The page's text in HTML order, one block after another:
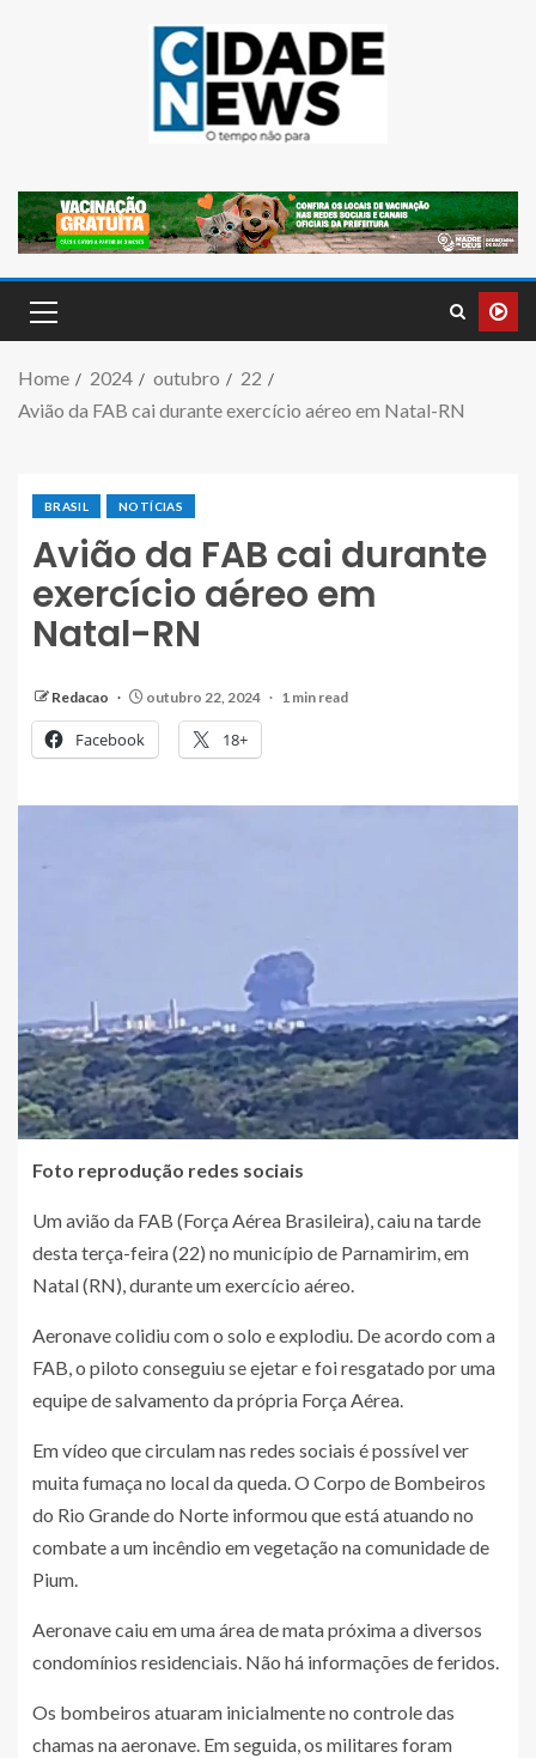
Home 2024 outubro
22
Avião da FAB cai durante exercício aéreo em Natal-RN
BRASIL NOTÍCIAS
Avião da FAB cai durante
exercício aéreo em
Natal-RN
Redacao outubro 22, 2024 1 min read
Facebook 18+
Foto reprodução redes sociais
Um avião da FAB (Força Aérea Brasileira), caiu na tarde
desta terça-feira (22) no município de Parnamirim, em
Natal (RN), durante um exercício aéreo.
Aeronave colidiu com o solo e explodiu. De acordo com a
FAB, o piloto conseguiu se ejetar e foi resgatado por uma
equipe de salvamento da própria Força Aérea.
Em vídeo que circulam nas redes sociais é possível ver
muita fumaça no local da queda. O Corpo de Bombeiros
do Rio Grande do Norte informou que está atuando no
combate a um incêndio em vegetação na comunidade de
Pium.
Aeronave caiu em uma área de mata próxima a diversos
condomínios residenciais. Não há informações de feridos.
Os bombeiros atuaram inicialmente no controle das
chamas na aeronave. Em seguida, os militares foram